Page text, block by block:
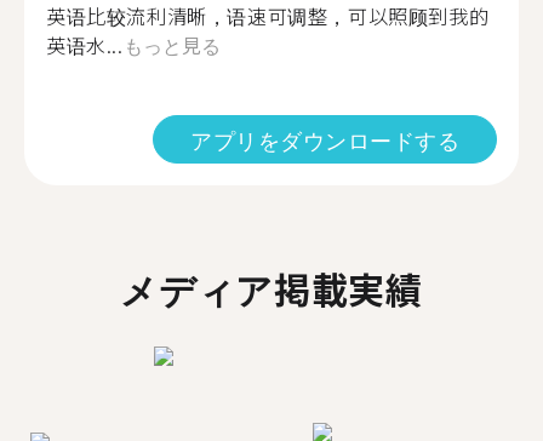
英语比较流利清晰，语速可调整，可以照顾到我的
英语水... もっと見る
アプリをダウンロードする
メディア掲載実績